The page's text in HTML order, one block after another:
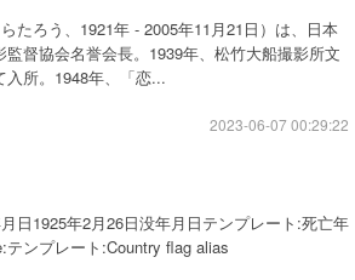
たろう、1921年 - 2005年11月21日）は、日本
督協会名誉会長。1939年、松竹大船撮影所文
所。1948年、「恋...
2023-06-07 00:29:22
日1925年2月26日没年月日テンプレート:死亡年
テンプレート:Country flag alias